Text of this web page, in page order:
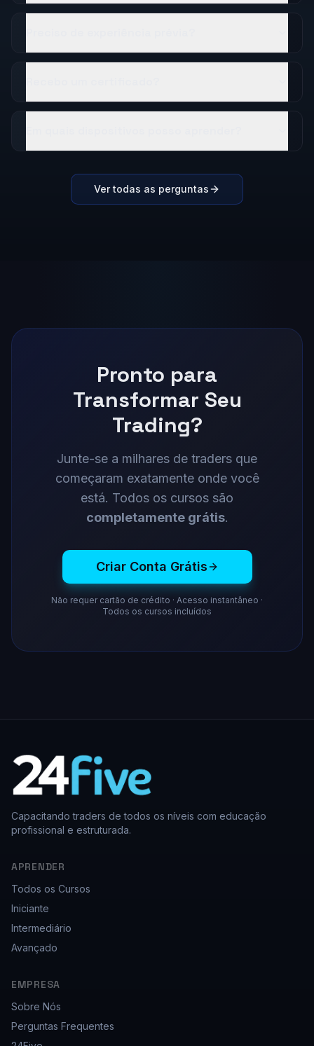
Ver todas as perguntas
Pronto para
Transformar Seu
Trading?
Junte-se a milhares de traders que
começaram exatamente onde você
está. Todos os cursos são
completamente grátis.
Criar Conta Grátis
Não requer cartão de crédito · Acesso instantâneo ·
Todos os cursos incluídos
Capacitando traders de todos os níveis com educação
profissional e estruturada.
APRENDER
Todos os Cursos
Iniciante
Intermediário
Avançado
EMPRESA
Sobre Nós
Perguntas Frequentes